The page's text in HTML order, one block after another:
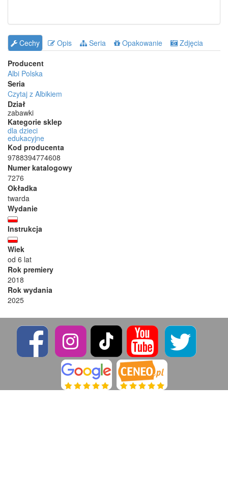
Cechy Opis Seria Opakowanie
Zdjęcia
Producent
Albi Polska
Seria
Czytaj z Albikiem
Dział
zabawki
Kategorie sklep
dla dzieci
edukacyjne
Kod producenta
9788394774608
Numer katalogowy
7276
Okładka
twarda
Wydanie
Instrukcja
Wiek
od 6 lat
Rok premiery
2018
Rok wydania
2025